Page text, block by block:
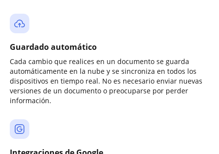
Guardado automático
Cada cambio que realices en un documento se guarda
automáticamente en la nube y se sincroniza en todos los
dispositivos en tiempo real. No es necesario enviar nuevas
versiones de un documento o preocuparse por perder
información.